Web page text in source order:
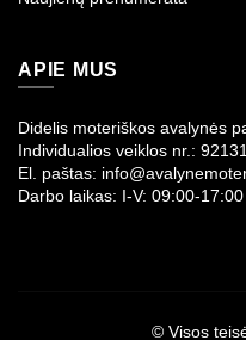
APIE MUS
Didelis moteriškos avalynės
Individualios veiklos nr.:
El. paštas:
Darbo laikas: I-V: 09:00-17:00
© Visos